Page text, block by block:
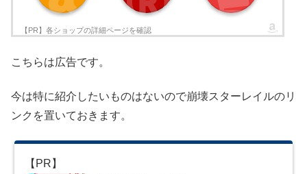
こちらは広告です。
今は特に紹介したいものはないので崩壊スターレイルのリ
ンクを置いておきます。